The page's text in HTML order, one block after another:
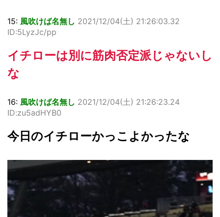
15: 風吹けば名無し 2021/12/04(土) 21:26:03.32
ID:5LyzJc/pp
イチローは別に筋肉否定派じゃないし
な
16: 風吹けば名無し 2021/12/04(土) 21:26:23.24
ID:zu5adHYB0
今日のイチローかっこよかったな